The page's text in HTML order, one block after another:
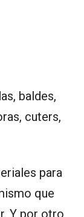
baldes,
cuters,
para
que